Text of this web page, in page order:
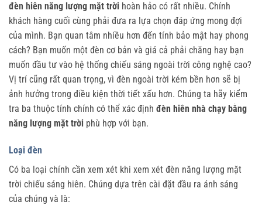
đèn hiên năng lượng mặt trời hoàn hảo có rất nhiều. Chính
khách hàng cuối cùng phải đưa ra lựa chọn đáp ứng mong đợi
của mình. Bạn quan tâm nhiều hơn đến tính bảo mật hay phong
cách? Bạn muốn một đèn cơ bản và giá cả phải chăng hay bạn
muốn đầu tư vào hệ thống chiếu sáng ngoài trời công nghệ cao?
Vị trí cũng rất quan trọng, vì đèn ngoài trời kém bền hơn sẽ bị
ảnh hưởng trong điều kiện thời tiết xấu hơn. Chúng ta hãy kiểm
tra ba thuộc tính chính có thể xác định đèn hiên nhà chạy bằng
năng lượng mặt trời phù hợp với bạn.
Loại đèn
Có ba loại chính cần xem xét khi xem xét đèn năng lượng mặt
trời chiếu sáng hiên. Chúng dựa trên cài đặt đầu ra ánh sáng
của chúng và là: